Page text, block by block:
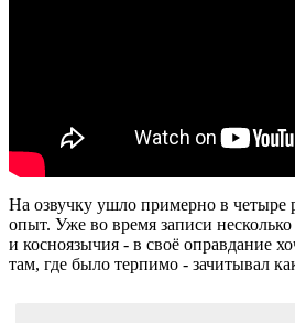
На озвучку ушло примерно в четыре
опыт. Уже во время записи
и косноязычия - в своё оправдание
там, где было терпимо - зачитывал